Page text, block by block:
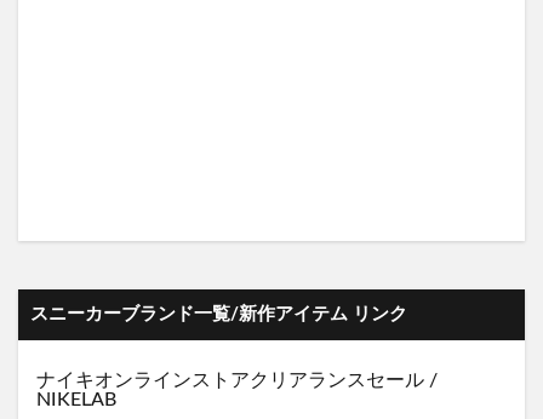
スニーカーブランド一覧/新作アイテム リンク
ナイキオンラインストアクリアランスセール /
NIKELAB